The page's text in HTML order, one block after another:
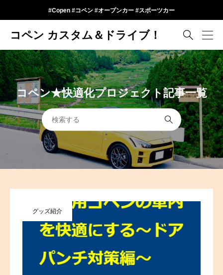
#Copen #コペン #オープンカー #スポーツカー
コペン カスタム＆ドライブ！ 
コペン★快適化プロジェクト記事一覧

グッズ紹介